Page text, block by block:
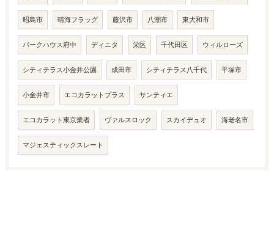
昭島市 晴海フラッグ 藤沢市 八潮市 東大和市
パークハウス府中 ディニタ 栄区 千代田区 ウィルローズ
シティテラス小金井公園 成田市 シティテラス八千代 平塚市
小金井市 エコカラットプラス サンティエ
エコカラット東京業者 ヴァルスロック スカイデュオ 海老名市
マジェスティックスレート